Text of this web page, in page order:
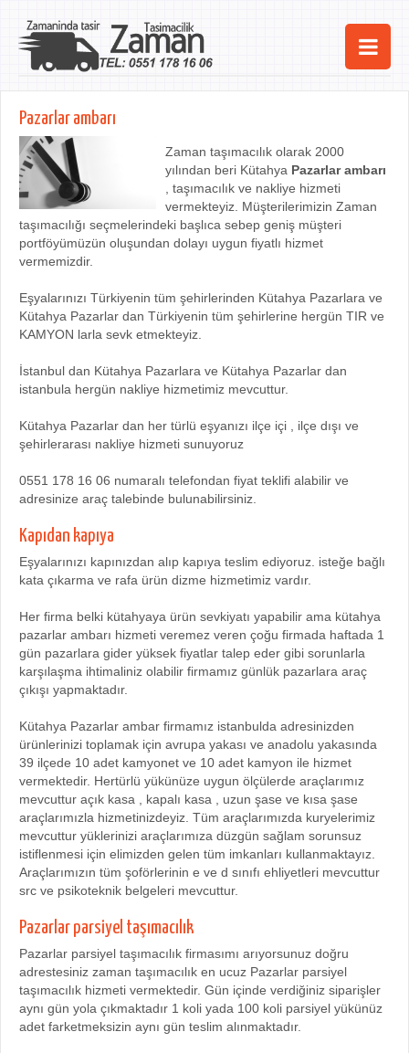
Ana Sayfa
Hizmetlerimiz
Kurumsal
iletişim
Pazarlar ambarı
Zaman taşımacılık olarak 2000
yılından beri Kütahya Pazarlar ambarı
, taşımacılık ve nakliye hizmeti
vermekteyiz. Müşterilerimizin Zaman
taşımacılığı seçmelerindeki başlıca sebep geniş müşteri
portföyümüzün oluşundan dolayı uygun fiyatlı hizmet
vermemizdir.
Eşyalarınızı Türkiyenin tüm şehirlerinden Kütahya Pazarlara ve
Kütahya Pazarlar dan Türkiyenin tüm şehirlerine hergün TIR ve
KAMYON larla sevk etmekteyiz.
İstanbul dan Kütahya Pazarlara ve Kütahya Pazarlar dan
istanbula hergün nakliye hizmetimiz mevcuttur.
Kütahya Pazarlar dan her türlü eşyanızı ilçe içi , ilçe dışı ve
şehirlerarası nakliye hizmeti sunuyoruz
0551 178 16 06 numaralı telefondan fiyat teklifi alabilir ve
adresinize araç talebinde bulunabilirsiniz.
Kapıdan kapıya
Eşyalarınızı kapınızdan alıp kapıya teslim ediyoruz. isteğe bağlı
kata çıkarma ve rafa ürün dizme hizmetimiz vardır.
Her firma belki kütahyaya ürün sevkiyatı yapabilir ama kütahya
pazarlar ambarı hizmeti veremez veren çoğu firmada haftada 1
gün pazarlara gider yüksek fiyatlar talep eder gibi sorunlarla
karşılaşma ihtimaliniz olabilir firmamız günlük pazarlara araç
çıkışı yapmaktadır.
Kütahya Pazarlar ambar firmamız istanbulda adresinizden
ürünlerinizi toplamak için avrupa yakası ve anadolu yakasında
39 ilçede 10 adet kamyonet ve 10 adet kamyon ile hizmet
vermektedir. Hertürlü yükünüze uygun ölçülerde araçlarımız
mevcuttur açık kasa , kapalı kasa , uzun şase ve kısa şase
araçlarımızla hizmetinizdeyiz. Tüm araçlarımızda kuryelerimiz
mevcuttur yüklerinizi araçlarımıza düzgün sağlam sorunsuz
istiflenmesi için elimizden gelen tüm imkanları kullanmaktayız.
Araçlarımızın tüm şoförlerinin e ve d sınıfı ehliyetleri mevcuttur
src ve psikoteknik belgeleri mevcuttur.
Pazarlar parsiyel taşımacılık
Pazarlar parsiyel taşımacılık firmasımı arıyorsunuz doğru
adrestesiniz zaman taşımacılık en ucuz Pazarlar parsiyel
taşımacılık hizmeti vermektedir. Gün içinde verdiğiniz siparişler
aynı gün yola çıkmaktadır 1 koli yada 100 koli parsiyel yükünüz
adet farketmeksizin aynı gün teslim alınmaktadır.